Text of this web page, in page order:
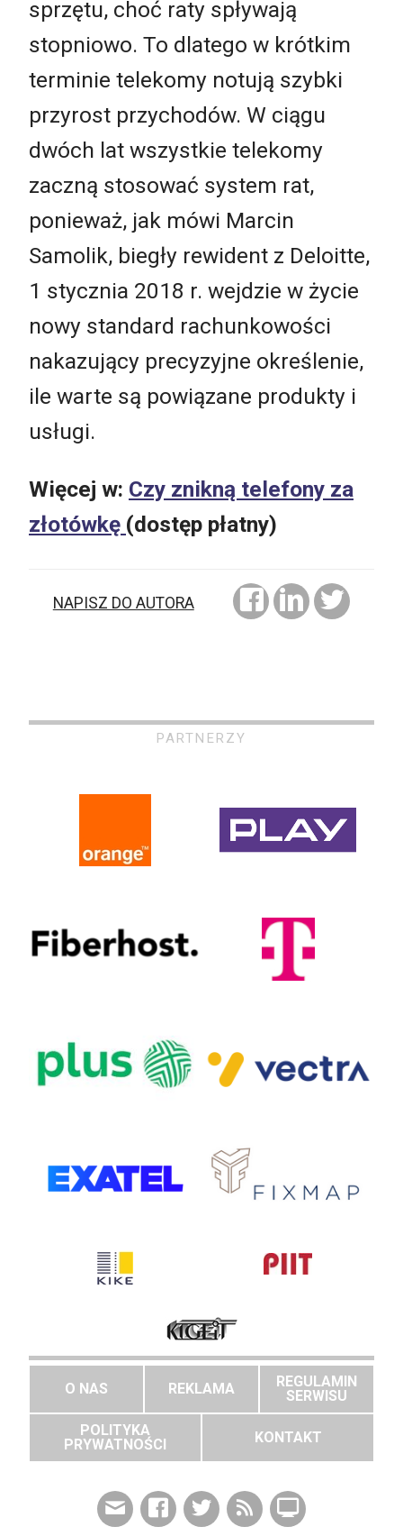
sprzętu, choć raty spływają
stopniowo. To dlatego w krótkim
terminie telekomy notują szybki
przyrost przychodów. W ciągu
dwóch lat wszystkie telekomy
zaczną stosować system rat,
ponieważ, jak mówi Marcin
Samolik, biegły rewident z Deloitte,
1 stycznia 2018 r. wejdzie w życie
nowy standard rachunkowości
nakazujący precyzyjne określenie,
ile warte są powiązane produkty i
usługi.
Więcej w: Czy znikną telefony za
złotówkę (dostęp płatny)
NAPISZ DO AUTORA
PARTNERZY
O NAS REKLAMA
REGULAMIN
SERWISU
POLITYKA
PRYWATNOŚCI
KONTAKT